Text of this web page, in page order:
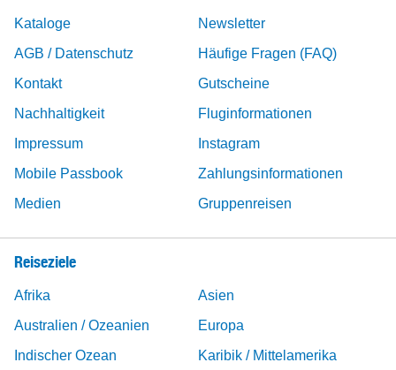
Kataloge
Newsletter
AGB / Datenschutz
Häufige Fragen (FAQ)
Kontakt
Gutscheine
Nachhaltigkeit
Fluginformationen
Impressum
Instagram
Mobile Passbook
Zahlungsinformationen
Medien
Gruppenreisen
Reiseziele
Afrika
Asien
Australien / Ozeanien
Europa
Indischer Ozean
Karibik / Mittelamerika